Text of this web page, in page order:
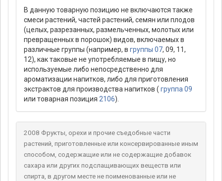
В данную товарную позицию не включаются также
смеси растений, частей растений, семян или плодов
(целых, разрезанных, размельченных, молотых или
превращенных в порошок) видов, включаемых в
различные группы (например, в группы 07, 09, 11,
12), как таковые не употребляемые в пищу, но
используемые либо непосредственно для
ароматизации напитков, либо для приготовления
экстрактов для производства напитков ( группа 09
или товарная позиция 2106).
2008 Фрукты, орехи и прочие съедобные части
растений, приготовленные или консервированные иным
способом, содержащие или не содержащие добавок
сахара или других подслащивающих веществ или
спирта, в другом месте не поименованные или не